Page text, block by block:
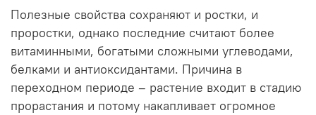
Полезные свойства сохраняют и ростки, и
проростки, однако последние считают более
витаминными, богатыми сложными углеводами,
белками и антиоксидантами. Причина в
переходном периоде – растение входит в стадию
прорастания и потому накапливает огромное